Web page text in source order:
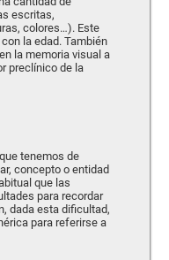
escritas,
colores…). Este
la edad. También
la memoria visual a
preclínico de la
tenemos de
concepto o entidad
que las
para recordar
dada esta dificultad,
para referirse a